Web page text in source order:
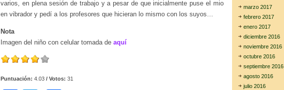
varios, en plena sesión de trabajo y a pesar de que inicialmente puse el mio
en vibrador y pedí a los profesores que hicieran lo mismo con los suyos…
Nota
Imagen del niño con celular tomada de aquí
Puntuación: 4.03 / Votos: 31
marzo 2017
febrero 2017
enero 2017
diciembre 2016
noviembre 2016
octubre 2016
septiembre 2016
agosto 2016
julio 2016